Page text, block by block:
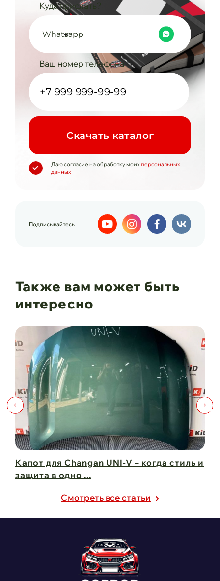
Куда прислать?
Whatsapp
Ваш номер телефона
Cкачать каталог
Даю согласие на обработку моих персональных
данных
Подписывайтесь
Также вам может быть
интересно
Капот для Changan UNI-V – когда стиль и
защита в одно ...
Cмотреть все статьи